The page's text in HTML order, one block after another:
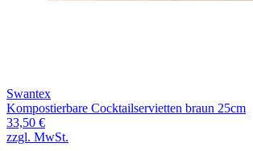
Swantex
Kompostierbare Cocktailservietten braun 25cm
33,50 €
zzgl. MwSt.